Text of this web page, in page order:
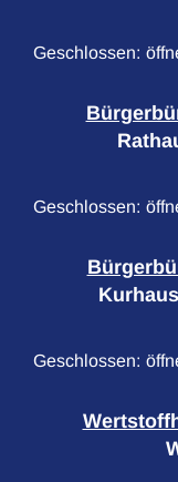
Klicken, um
Geschlossen:
Klicken, um
Geschlossen:
Klicken, um
Geschlossen: